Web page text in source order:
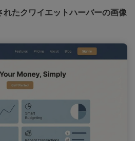
たクワイエットハーバーの画像